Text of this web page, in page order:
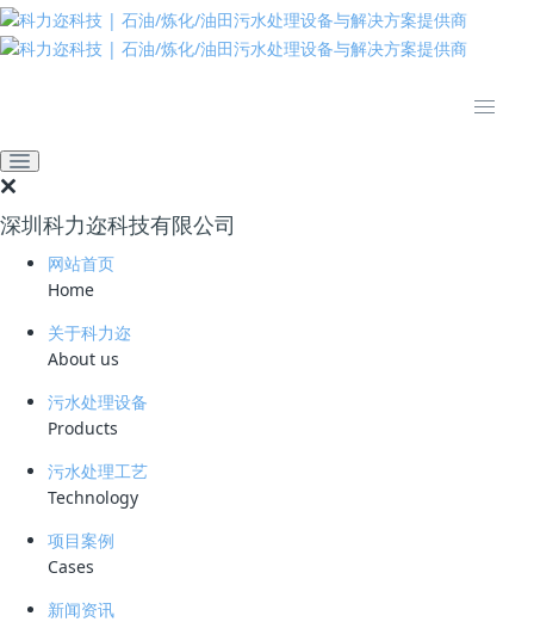
深圳科力迩科技有限公司
网站首页
Home
关于科力迩
About us
污水处理设备
Products
污水处理工艺
Technology
项目案例
Cases
新闻资讯
推动绿色发展 建设美丽中国
推荐 热门 最新
喜讯：热烈祝贺我司含硫污水除油成套设备顺利交付